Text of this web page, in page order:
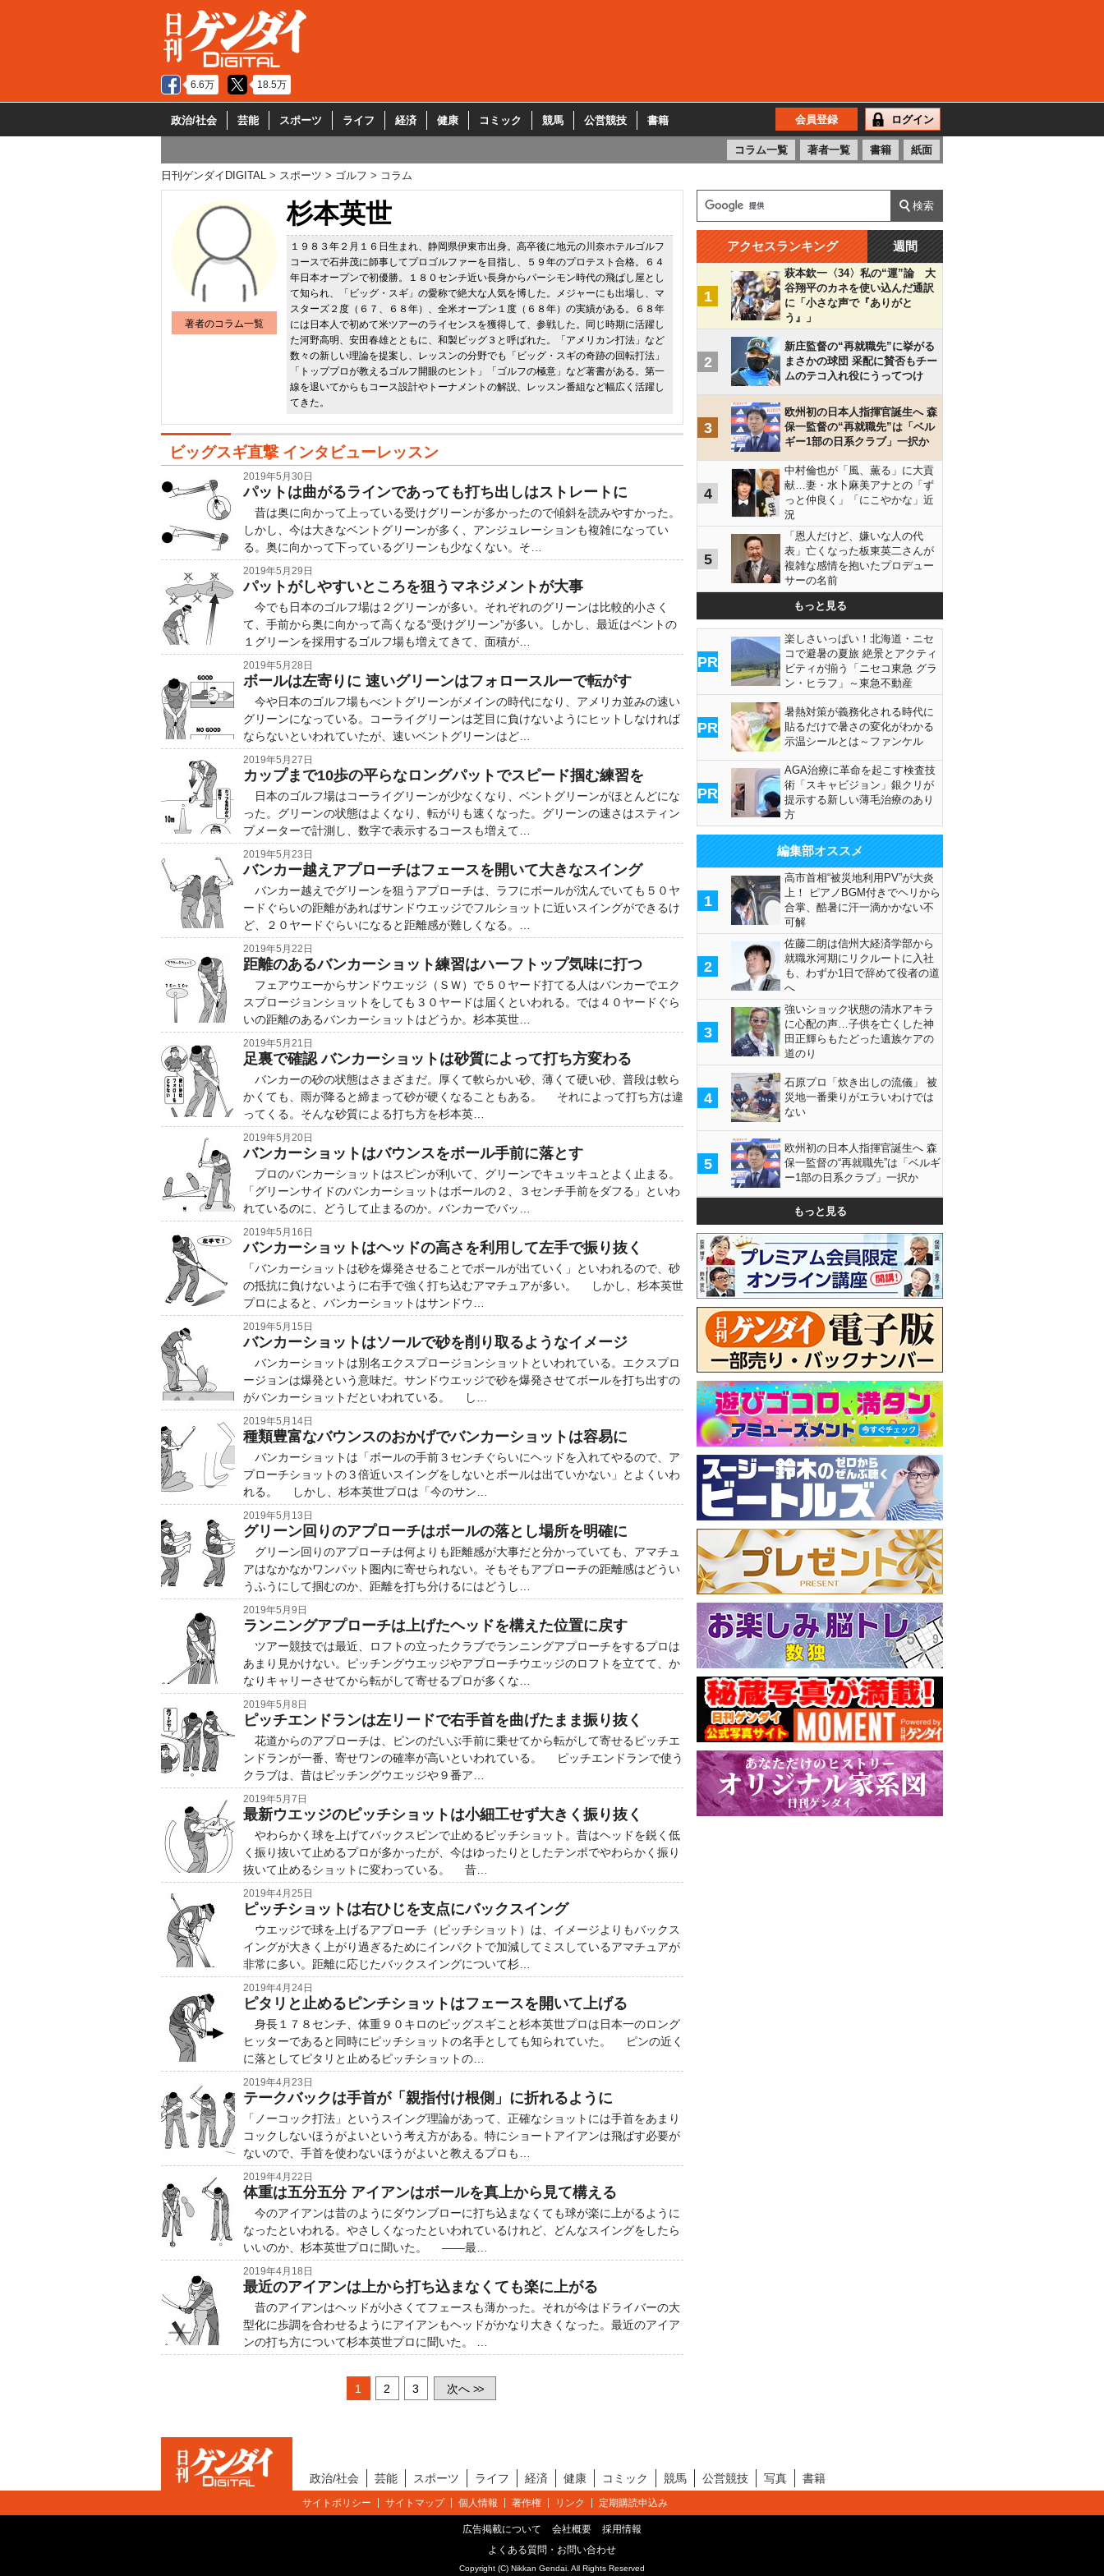
6.6万 18.5万
政治/社会 芸能 スポーツ ライフ 経済 健康 コミック 競馬 公営競技 書籍 会員登録 ログイン
コラム一覧 著者一覧 書籍 紙面
日刊ゲンダイDIGITAL スポーツ ゴルフ コラム
著者のコラム一覧
杉本英世
１９８３年２月１６日生まれ、静岡県伊東市出身。高卒後に地元の川奈ホテルゴルフ
コースで石井茂に師事してプロゴルファーを目指し、５９年のプロテスト合格。６４
年日本オープンで初優勝。１８０センチ近い長身からパーシモン時代の飛ばし屋とし
て知られ、「ビッグ・スギ」の愛称で絶大な人気を博した。メジャーにも出場し、マ
スターズ２度（６７、６８年）、全米オープン１度（６８年）の実績がある。６８年
には日本人で初めて米ツアーのライセンスを獲得して、参戦した。同じ時期に活躍し
た河野高明、安田春雄とともに、和製ビッグ３と呼ばれた。「アメリカン打法」など
数々の新しい理論を提案し、レッスンの分野でも「ビッグ・スギの奇跡の回転打法」
「トッププロが教えるゴルフ開眼のヒント」「ゴルフの極意」など著書がある。第一
線を退いてからもコース設計やトーナメントの解説、レッスン番組など幅広く活躍し
てきた。
ビッグスギ直撃 インタビューレッスン
2019年5月30日
パットは曲がるラインであっても打ち出しはストレートに
昔は奥に向かって上っている受けグリーンが多かったので傾斜を読みやすかった。
しかし、今は大きなベントグリーンが多く、アンジュレーションも複雑になってい
る。奥に向かって下っているグリーンも少なくない。そ…
2019年5月29日
パットがしやすいところを狙うマネジメントが大事
今でも日本のゴルフ場は２グリーンが多い。それぞれのグリーンは比較的小さく
て、手前から奥に向かって高くなる“受けグリーン”が多い。しかし、最近はベントの
１グリーンを採用するゴルフ場も増えてきて、面積が…
2019年5月28日
ボールは左寄りに 速いグリーンはフォロースルーで転がす
今や日本のゴルフ場もべントグリーンがメインの時代になり、アメリカ並みの速い
グリーンになっている。コーライグリーンは芝目に負けないようにヒットしなければ
ならないといわれていたが、速いベントグリーンはど…
2019年5月27日
カップまで10歩の平らなロングパットでスピード掴む練習を
日本のゴルフ場はコーライグリーンが少なくなり、ベントグリーンがほとんどにな
った。グリーンの状態はよくなり、転がりも速くなった。グリーンの速さはスティン
プメーターで計測し、数字で表示するコースも増えて…
2019年5月23日
バンカー越えアプローチはフェースを開いて大きなスイング
バンカー越えでグリーンを狙うアプローチは、ラフにボールが沈んでいても５０ヤ
ードぐらいの距離があればサンドウエッジでフルショットに近いスイングができるけ
ど、２０ヤードぐらいになると距離感が難しくなる。…
2019年5月22日
距離のあるバンカーショット練習はハーフトップ気味に打つ
フェアウエーからサンドウエッジ（ＳＷ）で５０ヤード打てる人はバンカーでエク
スプロージョンショットをしても３０ヤードは届くといわれる。では４０ヤードぐら
いの距離のあるバンカーショットはどうか。杉本英世…
2019年5月21日
足裏で確認 バンカーショットは砂質によって打ち方変わる
バンカーの砂の状態はさまざまだ。厚くて軟らかい砂、薄くて硬い砂、普段は軟ら
かくても、雨が降ると締まって砂が硬くなることもある。 それによって打ち方は違
ってくる。そんな砂質による打ち方を杉本英…
2019年5月20日
バンカーショットはバウンスをボール手前に落とす
プロのバンカーショットはスピンが利いて、グリーンでキュッキュとよく止まる。
「グリーンサイドのバンカーショットはボールの２、３センチ手前をダフる」といわ
れているのに、どうして止まるのか。バンカーでバッ…
2019年5月16日
バンカーショットはヘッドの高さを利用して左手で振り抜く
「バンカーショットは砂を爆発させることでボールが出ていく」といわれるので、砂
の抵抗に負けないように右手で強く打ち込むアマチュアが多い。 しかし、杉本英世
プロによると、バンカーショットはサンドウ…
2019年5月15日
バンカーショットはソールで砂を削り取るようなイメージ
バンカーショットは別名エクスプロージョンショットといわれている。エクスプロ
ージョンは爆発という意味だ。サンドウエッジで砂を爆発させてボールを打ち出すの
がバンカーショットだといわれている。 し…
2019年5月14日
種類豊富なバウンスのおかげでバンカーショットは容易に
バンカーショットは「ボールの手前３センチぐらいにヘッドを入れてやるので、ア
プローチショットの３倍近いスイングをしないとボールは出ていかない」とよくいわ
れる。 しかし、杉本英世プロは「今のサン…
2019年5月13日
グリーン回りのアプローチはボールの落とし場所を明確に
グリーン回りのアプローチは何よりも距離感が大事だと分かっていても、アマチュ
アはなかなかワンパット圏内に寄せられない。そもそもアプローチの距離感はどうい
うふうにして掴むのか、距離を打ち分けるにはどうし…
2019年5月9日
ランニングアプローチは上げたヘッドを構えた位置に戻す
ツアー競技では最近、ロフトの立ったクラブでランニングアプローチをするプロは
あまり見かけない。ピッチングウエッジやアプローチウエッジのロフトを立てて、か
なりキャリーさせてから転がして寄せるプロが多くな…
2019年5月8日
ピッチエンドランは左リードで右手首を曲げたまま振り抜く
花道からのアプローチは、ピンのだいぶ手前に乗せてから転がして寄せるピッチエ
ンドランが一番、寄せワンの確率が高いといわれている。 ピッチエンドランで使う
クラブは、昔はピッチングウエッジや９番ア…
2019年5月7日
最新ウエッジのピッチショットは小細工せず大きく振り抜く
やわらかく球を上げてバックスピンで止めるピッチショット。昔はヘッドを鋭く低
く振り抜いて止めるプロが多かったが、今はゆったりとしたテンポでやわらかく振り
抜いて止めるショットに変わっている。 昔…
2019年4月25日
ピッチショットは右ひじを支点にバックスイング
ウエッジで球を上げるアプローチ（ピッチショット）は、イメージよりもバックス
イングが大きく上がり過ぎるためにインパクトで加減してミスしているアマチュアが
非常に多い。距離に応じたバックスイングについて杉…
2019年4月24日
ピタリと止めるピンチショットはフェースを開いて上げる
身長１７８センチ、体重９０キロのビッグスギこと杉本英世プロは日本一のロング
ヒッターであると同時にピッチショットの名手としても知られていた。 ピンの近く
に落としてピタリと止めるピッチショットの…
2019年4月23日
テークバックは手首が「親指付け根側」に折れるように
「ノーコック打法」というスイング理論があって、正確なショットには手首をあまり
コックしないほうがよいという考え方がある。特にショートアイアンは飛ばす必要が
ないので、手首を使わないほうがよいと教えるプロも…
2019年4月22日
体重は五分五分 アイアンはボールを真上から見て構える
今のアイアンは昔のようにダウンブローに打ち込まなくても球が楽に上がるように
なったといわれる。やさしくなったといわれているけれど、どんなスイングをしたら
いいのか、杉本英世プロに聞いた。 ――最…
2019年4月18日
最近のアイアンは上から打ち込まなくても楽に上がる
昔のアイアンはヘッドが小さくてフェースも薄かった。それが今はドライバーの大
型化に歩調を合わせるようにアイアンもヘッドがかなり大きくなった。最近のアイア
ンの打ち方について杉本英世プロに聞いた。 …
1 2 3 次へ >>
アクセスランキング 週間
1
萩本欽一〈34〉私の“運”論 大
谷翔平のカネを使い込んだ通訳
に「小さな声で『ありがと
う』」
2
新庄監督の“再就職先”に挙がる
まさかの球団 采配に賛否もチー
ムのテコ入れ役にうってつけ
3
欧州初の日本人指揮官誕生へ 森
保一監督の“再就職先”は「ベル
ギー1部の日系クラブ」一択か
4
中村倫也が「風、薫る」に大貢
献…妻・水卜麻美アナとの「ず
っと仲良く」「にこやかな」近
況
5
「恩人だけど、嫌いな人の代
表」亡くなった板東英二さんが
複雑な感情を抱いたプロデュー
サーの名前
もっと見る
PR
楽しさいっぱい！北海道・ニセ
コで避暑の夏旅 絶景とアクティ
ビティが揃う「ニセコ東急 グラ
ン・ヒラフ」～東急不動産
PR
暑熱対策が義務化される時代に
貼るだけで暑さの変化がわかる
示温シールとは～ファンケル
PR
AGA治療に革命を起こす検査技
術「スキャビジョン」銀クリが
提示する新しい薄毛治療のあり
方
編集部オススメ
1
高市首相“被災地利用PV”が大炎
上！ ピアノBGM付きでヘリから
合掌、酷暑に汗一滴かかない不
可解
2
佐藤二朗は信州大経済学部から
就職氷河期にリクルートに入社
も、わずか1日で辞めて役者の道
へ
3
強いショック状態の清水アキラ
に心配の声…子供を亡くした神
田正輝らもたどった遺族ケアの
道のり
4
石原プロ「炊き出しの流儀」 被
災地一番乗りがエラいわけでは
ない
5
欧州初の日本人指揮官誕生へ 森
保一監督の“再就職先”は「ベルギ
ー1部の日系クラブ」一択か
もっと見る
政治/社会 芸能 スポーツ ライフ 経済 健康 コミック 競馬 公営競技 写真 書籍
サイトポリシー サイトマップ 個人情報 著作権 リンク 定期購読申込み
広告掲載について 会社概要
採用情報
よくある質問・お問い合わせ
Copyright (C) Nikkan Gendai. All Rights Reserved